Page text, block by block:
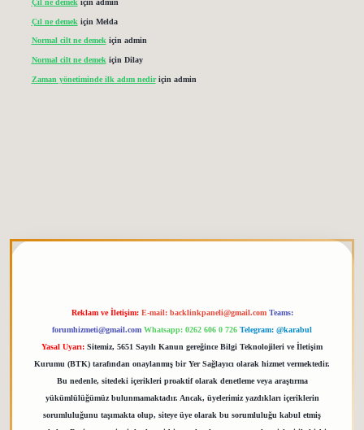
Çıl ne demek için admin
Çıl ne demek için Melda
Normal cilt ne demekiçin admin
Normal cilt ne demek için Dilay
Zaman yönetiminde ilk adım nediriçin admin
Reklam ve İletişim: E-mail: backlinkpaneli@gmail.com Teams:
forumhizmeti@gmail.com Whatsapp: 0262 606 0 726 Telegram: @karabul
Yasal Uyarı: Sitemiz, 5651 Sayılı Kanun gereğince Bilgi Teknolojileri ve İletişim
Kurumu (BTK) tarafından onaylanmış bir Yer Sağlayıcı olarak hizmet vermektedir.
Bu nedenle, sitedeki içerikleri proaktif olarak denetleme veya araştırma
yükümlülüğümüz bulunmamaktadır. Ancak, üyelerimiz yazdıkları içeriklerin
sorumluluğunu taşımakta olup, siteye üye olarak bu sorumluluğu kabul etmiş